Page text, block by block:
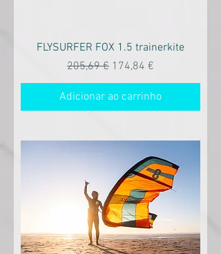
FLYSURFER FOX 1.5 trainerkite
Preço normal
205,69 € Preço promocional
174,84 €
Adicionar ao carrinho